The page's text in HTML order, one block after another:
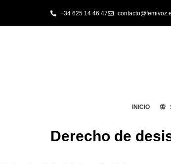
+34 625 14 46 47
INICIO 🦋
Derecho de